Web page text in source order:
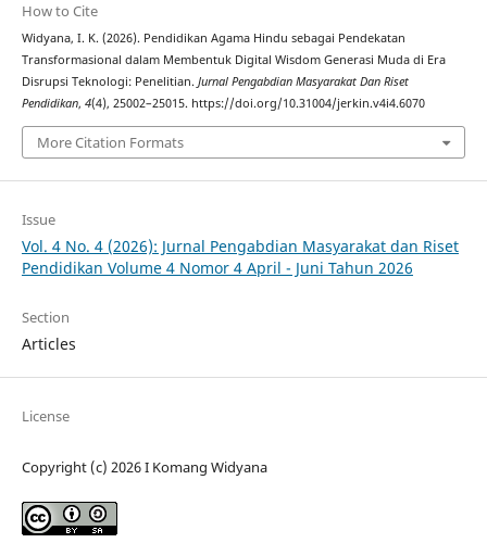
How to Cite
Widyana, I. K. (2026). Pendidikan Agama Hindu sebagai Pendekatan
Transformasional dalam Membentuk Digital Wisdom Generasi Muda di Era
Disrupsi Teknologi: Penelitian. Jurnal Pengabdian Masyarakat Dan Riset
Pendidikan, 4(4), 25002–25015. https://doi.org/10.31004/jerkin.v4i4.6070
More Citation Formats
Issue
Vol. 4 No. 4 (2026): Jurnal Pengabdian Masyarakat dan Riset
Pendidikan Volume 4 Nomor 4 April - Juni Tahun 2026
Section
Articles
License
Copyright (c) 2026 I Komang Widyana